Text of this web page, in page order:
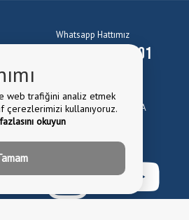
Whatsapp Hattımız
0224 372 10 01
belediye@kestel.bel.tr
Mah. Cuma Cad. No:1 Kestel \ BURSA
0224 372 81 82
web trafiğini analiz etmek
çerezlerimizi kullanıyoruz.
okuyun